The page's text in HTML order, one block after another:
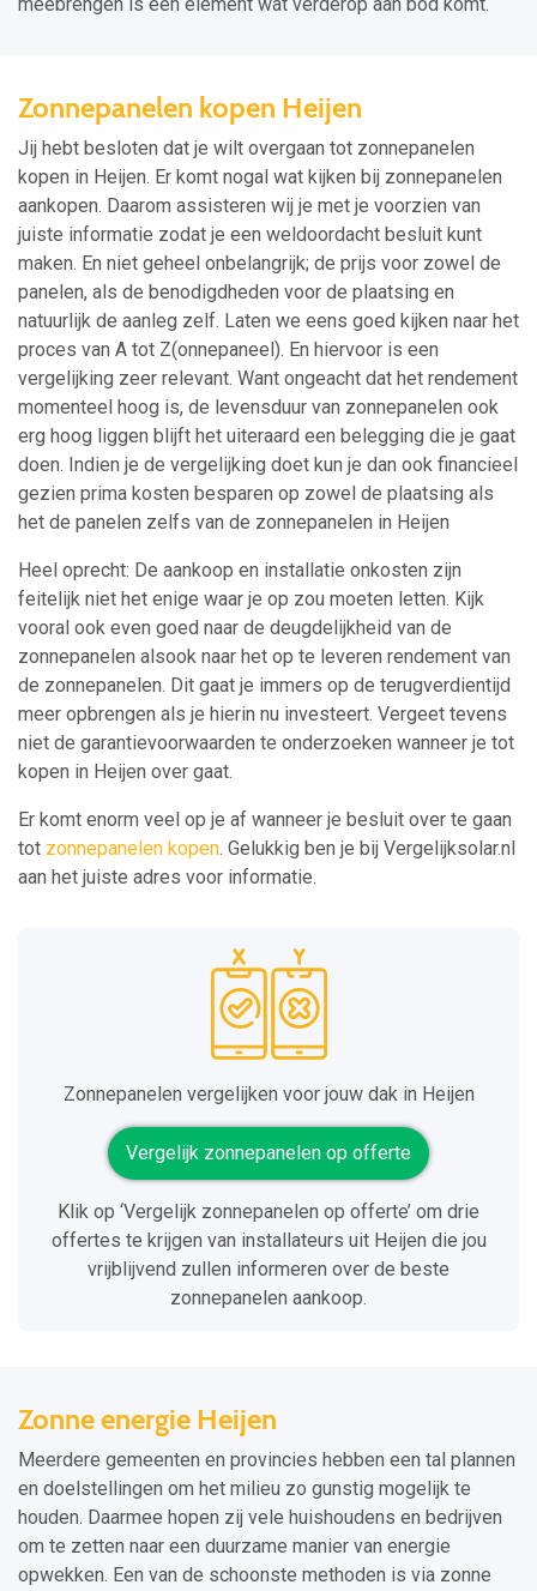
meebrengen is een element wat verderop aan bod komt.
Zonnepanelen kopen Heijen
Jij hebt besloten dat je wilt overgaan tot zonnepanelen
kopen in Heijen. Er komt nogal wat kijken bij zonnepanelen
aankopen. Daarom assisteren wij je met je voorzien van
juiste informatie zodat je een weldoordacht besluit kunt
maken. En niet geheel onbelangrijk; de prijs voor zowel de
panelen, als de benodigdheden voor de plaatsing en
natuurlijk de aanleg zelf. Laten we eens goed kijken naar het
proces van A tot Z(onnepaneel). En hiervoor is een
vergelijking zeer relevant. Want ongeacht dat het rendement
momenteel hoog is, de levensduur van zonnepanelen ook
erg hoog liggen blijft het uiteraard een belegging die je gaat
doen. Indien je de vergelijking doet kun je dan ook financieel
gezien prima kosten besparen op zowel de plaatsing als
het de panelen zelfs van de zonnepanelen in Heijen
Heel oprecht: De aankoop en installatie onkosten zijn
feitelijk niet het enige waar je op zou moeten letten. Kijk
vooral ook even goed naar de deugdelijkheid van de
zonnepanelen alsook naar het op te leveren rendement van
de zonnepanelen. Dit gaat je immers op de terugverdientijd
meer opbrengen als je hierin nu investeert. Vergeet tevens
niet de garantievoorwaarden te onderzoeken wanneer je tot
kopen in Heijen over gaat.
Er komt enorm veel op je af wanneer je besluit over te gaan
tot zonnepanelen kopen. Gelukkig ben je bij Vergelijksolar.nl
aan het juiste adres voor informatie.
Zonnepanelen vergelijken voor jouw dak in Heijen
Vergelijk zonnepanelen op offerte
Klik op ‘Vergelijk zonnepanelen op offerte’ om drie
offertes te krijgen van installateurs uit Heijen die jou
vrijblijvend zullen informeren over de beste
zonnepanelen aankoop.
Zonne energie Heijen
Meerdere gemeenten en provincies hebben een tal plannen
en doelstellingen om het milieu zo gunstig mogelijk te
houden. Daarmee hopen zij vele huishoudens en bedrijven
om te zetten naar een duurzame manier van energie
opwekken. Een van de schoonste methoden is via zonne